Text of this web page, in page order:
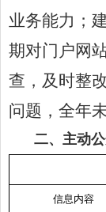
业务能力；
期对门户网
查，及时整
问题，全年
二、主动
信息内容